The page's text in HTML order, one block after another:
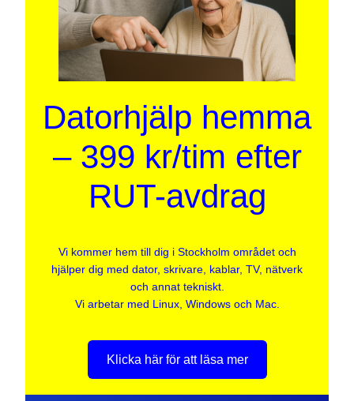
Datorhjälp hemma
– 399 kr/tim efter
RUT-avdrag
Vi kommer hem till dig i Stockholm området och
hjälper dig med dator, skrivare, kablar, TV, nätverk
och annat tekniskt.
Vi arbetar med Linux, Windows och Mac.
Klicka här för att läsa mer